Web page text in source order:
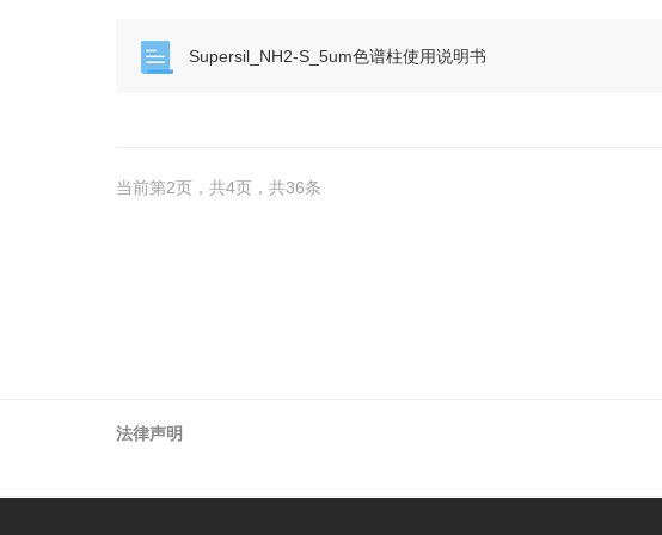
Supersil_NH2-S_5um色谱柱使用说明书
当前第2页，共4页，共36条
法律声明